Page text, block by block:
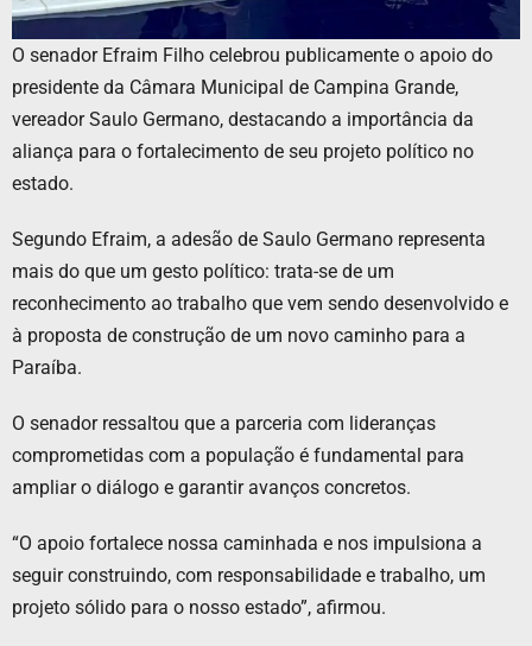
O senador Efraim Filho celebrou publicamente o apoio do
presidente da Câmara Municipal de Campina Grande,
vereador Saulo Germano, destacando a importância da
aliança para o fortalecimento de seu projeto político no
estado.
Segundo Efraim, a adesão de Saulo Germano representa
mais do que um gesto político: trata-se de um
reconhecimento ao trabalho que vem sendo desenvolvido e
à proposta de construção de um novo caminho para a
Paraíba.
O senador ressaltou que a parceria com lideranças
comprometidas com a população é fundamental para
ampliar o diálogo e garantir avanços concretos.
“O apoio fortalece nossa caminhada e nos impulsiona a
seguir construindo, com responsabilidade e trabalho, um
projeto sólido para o nosso estado”, afirmou.